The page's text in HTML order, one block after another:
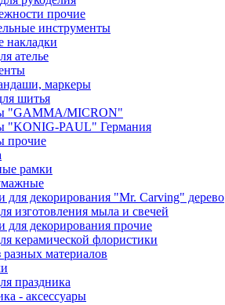
прочие
инструменты
накладки
ателье
маркеры
шитья
"GAMMA/MICRON"
"KONIG-PAUL" Германия
прочие
рамки
для декорирования "Mr. Carving" дерево
изготовления мыла и свечей
для декорирования прочие
керамической флористики
материалов
праздника
- аксессуары